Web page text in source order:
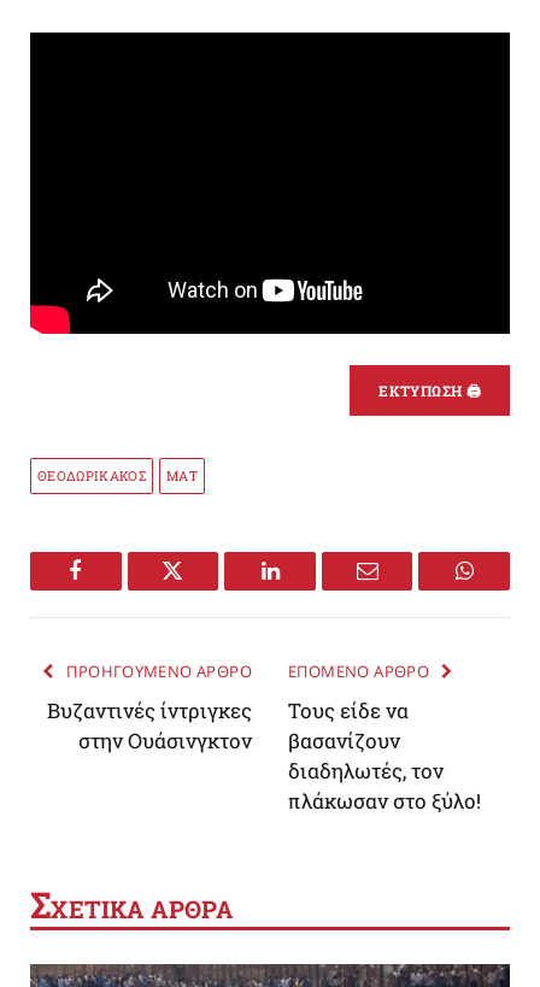
ΕΚΤΥΠΩΣΗ 🖨
ΘΕΟΔΩΡΙΚΑΚΟΣ ΜΑΤ
Facebook Twitter LinkedIn Email
ΠΡΟΗΓΟΥΜΕΝΟ ΑΡΘΡΟ
Βυζαντινές ίντριγκες
στην Ουάσινγκτον
ΕΠΟΜΕΝΟ ΑΡΘΡΟ
Τους είδε να
βασανίζουν
διαδηλωτές, τον
πλάκωσαν στο ξύλο!
ΣΧΕΤΙΚΑ ΑΡΘΡΑ